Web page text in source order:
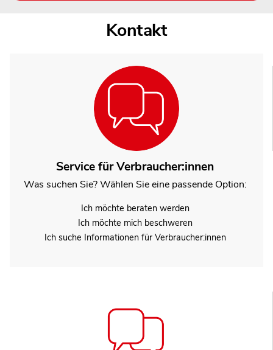
Kontakt
Service für Verbraucher:innen
Was suchen Sie? Wählen Sie eine passende Option:
Ich möchte beraten werden
Ich möchte mich beschweren
Ich suche Informationen für Verbraucher:innen